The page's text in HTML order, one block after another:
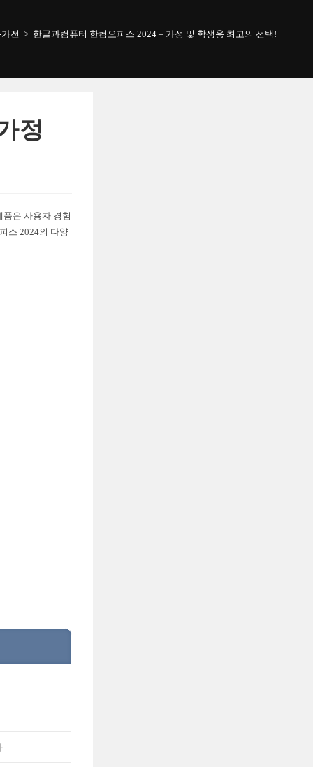
전 > 한글과컴퓨터 한컴오피스 2024 – 가정 및 학생용 최고의 선택!
정
은 사용자 경험
스 2024의 다양
.